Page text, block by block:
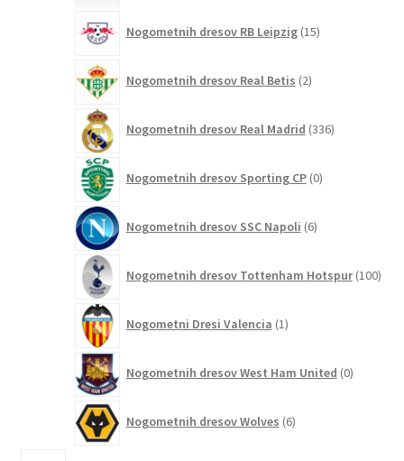
Nogometnih dresov RB Leipzig 15izdelkov
Nogometnih dresov Real Betis 2izdelka
Nogometnih dresov Real Madrid 336izdelkov
Nogometnih dresov Sporting CP 0izdelkov
Nogometnih dresov SSC Napoli 6izdelkov
Nogometnih dresov Tottenham Hotspur 100
Nogometni Dresi Valencia 1izdelek
Nogometnih dresov West Ham United 0izdelkov
Nogometnih dresov Wolves 6izdelkov